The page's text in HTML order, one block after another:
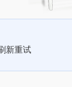
新重试